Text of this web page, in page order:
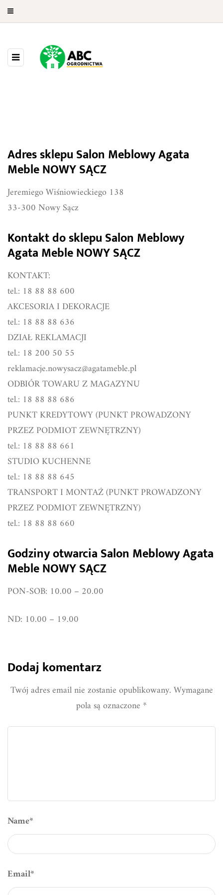
Salon Meblowy Agata Meble
NOWY SĄCZ
Adres sklepu Salon Meblowy Agata
Meble NOWY SĄCZ
Jeremiego Wiśniowieckiego 138
33-300 Nowy Sącz
Kontakt do sklepu Salon Meblowy
Agata Meble NOWY SĄCZ
KONTAKT:
tel.: 18 88 88 600
AKCESORIA I DEKORACJE
tel.: 18 88 88 636
DZIAŁ REKLAMACJI
tel.: 18 200 50 55
reklamacje.nowysacz@agatameble.pl
ODBIÓR TOWARU Z MAGAZYNU
tel.: 18 88 88 686
PUNKT KREDYTOWY (PUNKT PROWADZONY
PRZEZ PODMIOT ZEWNĘTRZNY)
tel.: 18 88 88 661
STUDIO KUCHENNE
tel.: 18 88 88 645
TRANSPORT I MONTAŻ (PUNKT PROWADZONY
PRZEZ PODMIOT ZEWNĘTRZNY)
tel.: 18 88 88 660
Godziny otwarcia Salon Meblowy Agata
Meble NOWY SĄCZ
PON-SOB: 10.00 – 20.00
ND: 10.00 – 19.00
Dodaj komentarz
Twój adres email nie zostanie opublikowany.Wymagane
pola są oznaczone*
Name*
Email*